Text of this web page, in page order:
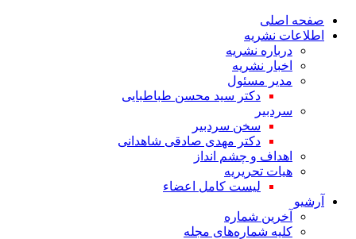
صفحه اصلی
اطلاعات نشریه
درباره نشریه
اخبار نشریه
مدیر مسئول
دکتر سید محسن طباطبایی
سردبیر
سخن سردبیر
دکتر مهدی صادقی شاهدانی
اهداف و چشم انداز
هیات تحریریه
لیست کامل اعضاء
آرشیو
آخرین شماره
کلیه شماره‌های مجله